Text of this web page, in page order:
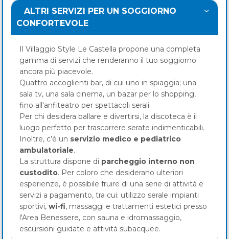
ALTRI SERVIZI PER UN SOGGIORNO
CONFORTEVOLE
Il Villaggio Style Le Castella propone una completa
gamma di servizi che renderanno il tuo soggiorno
ancora più piacevole.
Quattro accoglienti bar, di cui uno in spiaggia; una
sala tv, una sala cinema, un bazar per lo shopping,
fino all'anfiteatro per spettacoli serali.
Per chi desidera ballare e divertirsi, la discoteca è il
luogo perfetto per trascorrere serate indimenticabili.
Inoltre, c’è un servizio medico e pediatrico
ambulatoriale.
La struttura dispone di parcheggio interno non
custodito. Per coloro che desiderano ulteriori
esperienze, è possibile fruire di una serie di attività e
servizi a pagamento, tra cui: utilizzo serale impianti
sportivi,wi-fi, massaggi e trattamenti estetici presso
l'Area Benessere, con sauna e idromassaggio,
escursioni guidate e attività subacquee.